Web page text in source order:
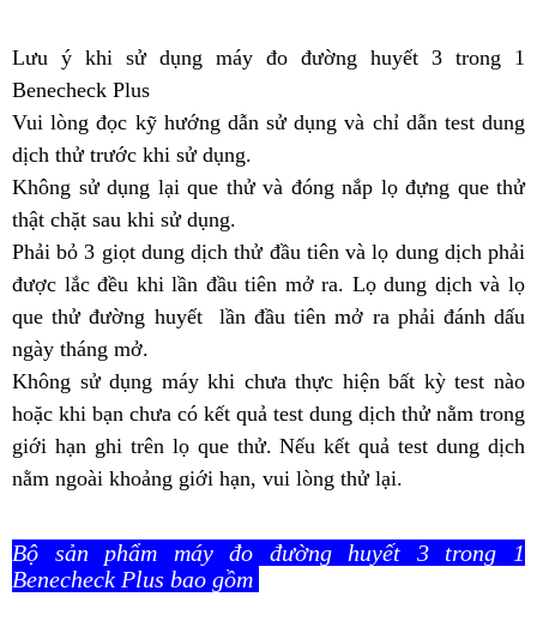
Lưu ý khi sử dụng máy đo đường huyết 3 trong 1
Benecheck Plus
Vui lòng đọc kỹ hướng dẫn sử dụng và chỉ dẫn test dung
dịch thử trước khi sử dụng.
Không sử dụng lại que thử và đóng nắp lọ đựng que thử
thật chặt sau khi sử dụng.
Phải bỏ 3 giọt dung dịch thử đầu tiên và lọ dung dịch phải
được lắc đều khi lần đầu tiên mở ra. Lọ dung dịch và lọ
que thử đường huyết lần đầu tiên mở ra phải đánh dấu
ngày tháng mở.
Không sử dụng máy khi chưa thực hiện bất kỳ test nào
hoặc khi bạn chưa có kết quả test dung dịch thử nằm trong
giới hạn ghi trên lọ que thử. Nếu kết quả test dung dịch
nằm ngoài khoảng giới hạn, vui lòng thử lại.
Bộ sản phẩm máy đo đường huyết 3 trong 1
Benecheck Plus bao gồm